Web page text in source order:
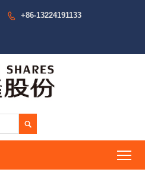
 +86-13224191133
